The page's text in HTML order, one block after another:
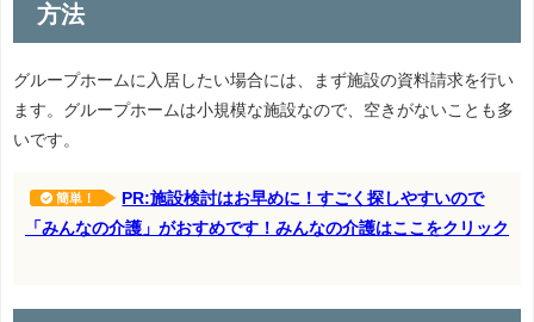
方法
グループホームに入居したい場合には、まず施設の資料請求を行い
ます。グループホームは小規模な施設なので、空きがないことも多
いです。
簡単！
PR:施設検討はお早めに！すごく探しやすいので
「みんなの介護」がおすめです！みんなの介護はここをクリック